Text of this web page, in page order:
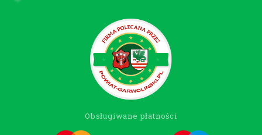
Obsługiwane płatności